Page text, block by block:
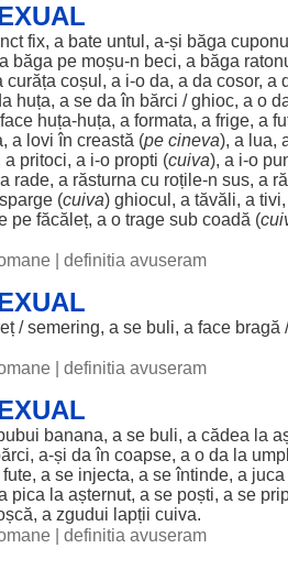
fix, a bate untul , a-și băga cuponul
băga pe moșu-n beci, a băga
curăța coșul , a i-o da, a da cosor, a
huța, a se da în bărci /ghioc, a o
face huța-huța, a formata, a frige, a
, a lovi în creastă (pe cineva), a lua,
pritoci, a i-o propti (cuiva), a i-o
rade, a răsturna cu roțile-n sus, a
(cuiva) ghiocul , a tăvăli, a
pe făcăleț, a o trage sub coadă (
definitia avuseram
/ semering, a se buli, a face bragă
definitia avuseram
banana, a se buli, a cădea la
, a-și da în coapse, a o da la
fute, a se injecta, a seîntinde, a juca
pica la așternut, a se poști, a se
, a zgudui lapții cuiva.
definitia avuseram